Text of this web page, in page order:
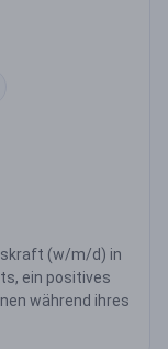
(w/m/d) in
ein positives
während ihres